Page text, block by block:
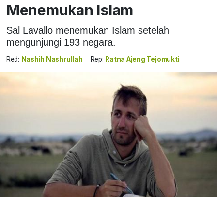
Menemukan Islam
Sal Lavallo menemukan Islam setelah
mengunjungi 193 negara.
Red: Nashih Nashrullah Rep: Ratna Ajeng Tejomukti